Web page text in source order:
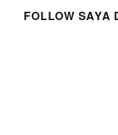
FOLLOW SAYA